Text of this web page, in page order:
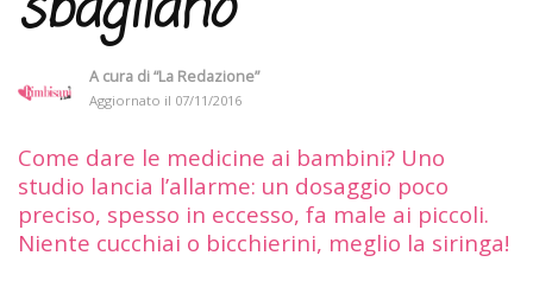
A cura di“La Redazione”
Aggiornato il 07/11/2016
Come dare le medicine ai bambini? Uno
studio lancia l’allarme: un dosaggio poco
preciso, spesso in eccesso, fa male ai piccoli.
Niente cucchiai o bicchierini, meglio la siringa!